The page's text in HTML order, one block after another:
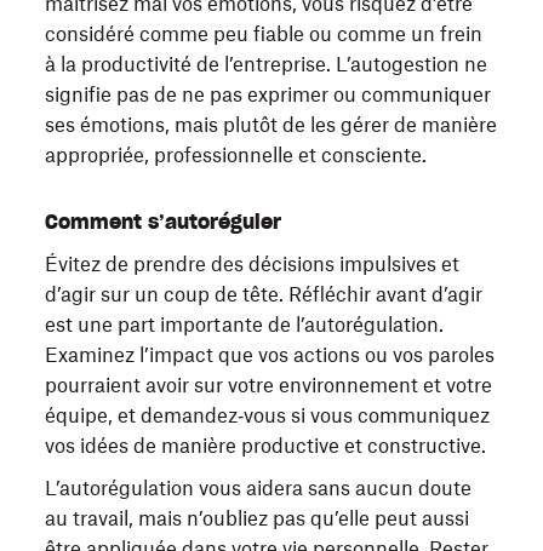
considéré comme peu fiable ou comme un frein
à la productivité de l’entreprise. L’autogestion ne
signifie pas de ne pas exprimer ou communiquer
ses émotions, mais plutôt de les gérer de manière
appropriée, professionnelle et consciente.
Comment s’autoréguler
Évitez de prendre des décisions impulsives et
d’agir sur un coup de tête. Réfléchir avant d’agir
est une part importante de l’autorégulation.
Examinez l’impact que vos actions ou vos paroles
pourraient avoir sur votre environnement et votre
équipe, et demandez‑vous si vous communiquez
vos idées de manière productive et constructive.
L’autorégulation vous aidera sans aucun doute
au travail, mais n’oubliez pas qu’elle peut aussi